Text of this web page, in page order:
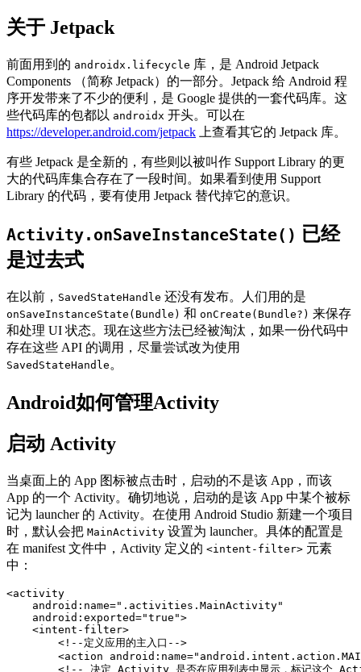
关于 Jetpack
前面用到的 androidx.lifecycle 库，是 Android Jetpack
Components （简称 Jetpack）的一部分。Jetpack 给 Android 程
序开发带来了不少的便利，是 Google 提供的一套代码库。这
些代码库的包都以 androidx 开头。可以在
https://developer.android.com/jetpack 上查看其它的 Jetpack 库。
有些 Jetpack 是全新的，有些则以被叫作 Support Library 的更
大的代码库集合存在了一段时间。如果看到使用 Support
Library 的代码，要有使用 Jetpack 替代掉它的意识。
Activity.onSaveInstanceState() 已经
是过去式
在以前， SavedStateHandle 还没有发布。人们用的是
onSaveInstanceState(Bundle) 和 onCreate(Bundle?) 来保存
和处理 UI 状态。现在这些方法已经被淘汰，如果一份代码中
存在这些 API 的调用，尽量尝试改为使用
SavedStateHandle 。
Android如何管理Activity
启动 Activity
当桌面上的 App 图标被点击时，启动的不是该 App，而该
App 的一个 Activity。确切地说，启动的是该 App 中某个被标
记为 launcher 的 Activity。在使用 Android Studio 新建一个项目
时，默认会把 MainActivity 设置为 launcher。具体的配置是
在 manifest 文件中，Activity 定义的 <intent-filter> 元素
中：
<activity
android:name=".activities.MainActivity"
android:exported="true">
<intent-filter>
<!--定义应用的主入口-->
<action
android:name=
<!-- 决定 Activity 是否在应用列表中显示，标记这个